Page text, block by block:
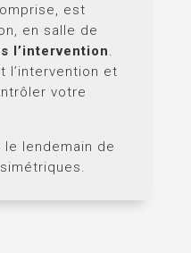
est
en salle de
l’intervention.
l’intervention et
votre
lendemain de